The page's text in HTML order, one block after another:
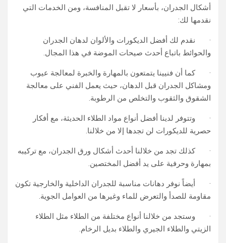
أشكال الجدران، بأسعار لا تقبل المنافسة، ومن الخدمات التي
نقدمها لك:
· نقدم لك أفضل الديكورات والألوان لدهان الجدران
والحوائط باتباع أحدث صيحات الموضة في هذا المجال.
· كما أن فنيينا يتمتعون بالمهارة والخبرة لمعالجة عيوب
ومشاكل الجدران قبل الدهان، حيث يعمل الفني على معالجة
الشقوق والثقوب والتخلص من الرطوبة.
· وتتوفر لدينا أفضل أنواع مواد الطلاء الحديثة، مع أفكار
حصرية للديكورات لن تجدها إلا من خلالنا.
· كذلك تجد من خلالنا أحدث أشكال ورق الجدران، مع تركيبه
بمهارة وحرفية على يد أفضل المختصين.
· أيضاً نوفر دهانات مناسبة للجدران الداخلية والخارجية تكون
مقاومة للصدأ والتعرض للماء وغيرها من العوامل الجوية.
· وستجد من خلالنا أنواع مختلفة من الطلاء مثل الطلاء
الزيتي والطلاء الجيري والطلاء بديل الرخام.